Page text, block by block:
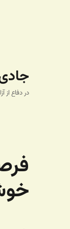
در دفاع از